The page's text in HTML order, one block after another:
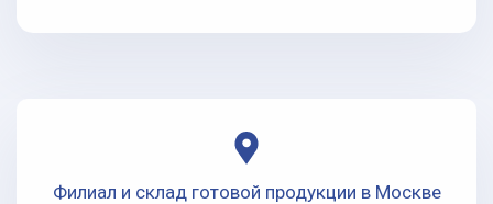
Филиал и склад готовой продукции в Москве